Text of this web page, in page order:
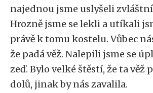
najednou jsme uslyšeli
Hrozně jsme se lekli a utíkali
právě k tomu kostelu. Vůbec
že padá věž. Nalepili jsme se
zeď. Bylo velké štěstí, že ta věž
dolů, jinak by nás zavalila.